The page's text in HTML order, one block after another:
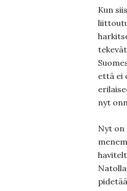
Kun
että ei
nyt
Nyt on